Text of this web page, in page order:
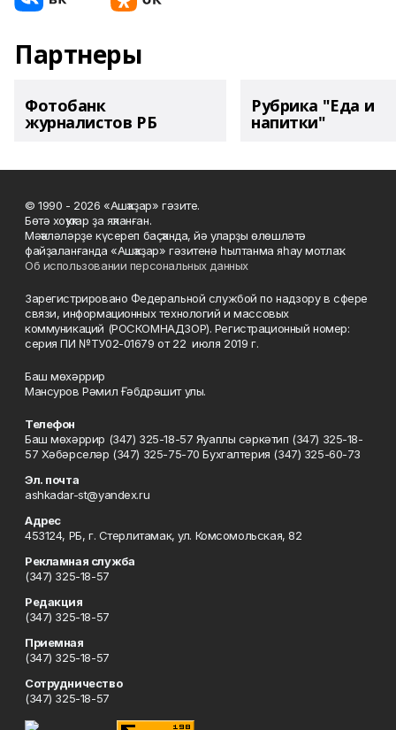
Партнеры
Фотобанк
журналистов РБ
Рубрика "Еда и
напитки"
© 1990 - 2026 «Ашҡаҙар» гәзите.
Бөтә хоҡуҡтар ҙа яҡланған.
Мәҡәләләрҙе күсереп баҫҡанда, йә уларҙы өлөшләтә
файҙаланғанда «Ашҡаҙар» гәзитенә һылтанма яһау мотлаҡ.
Об использовании персональных данных
Зарегистрировано Федеральной службой по надзору в сфере
связи, информационных технологий и массовых
коммуникаций (РОСКОМНАДЗОР). Регистрационный номер:
серия ПИ №ТУ02-01679 от 22 июля 2019 г.
Баш мөхәррир
Мансуров Рәмил Ғәбдрәшит улы.
Телефон
Баш мөхәррир (347) 325-18-57 Яуаплы сәркәтип (347) 325-18-
57 Хәбәрселәр (347) 325-75-70 Бухгалтерия (347) 325-60-73
Эл. почта
ashkadar-st@yandex.ru
Адрес
453124, РБ, г. Стерлитамак, ул. Комсомольская, 82
Рекламная служба
(347) 325-18-57
Редакция
(347) 325-18-57
Приемная
(347) 325-18-57
Сотрудничество
(347) 325-18-57